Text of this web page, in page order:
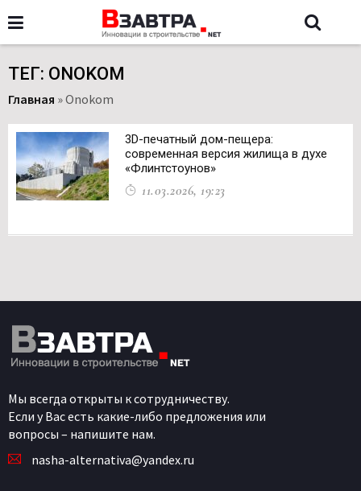
ТЕГ: ONOKOM
Главная »Onokom
3D-печатный дом-пещера:
современная версия жилища в духе
«Флинтстоунов»
11.03.2026, 19:23
Мы всегда открыты к сотрудничеству.
Если у Вас есть какие-либо предложения или
вопросы – напишите нам.
nasha-alternativa@yandex.ru